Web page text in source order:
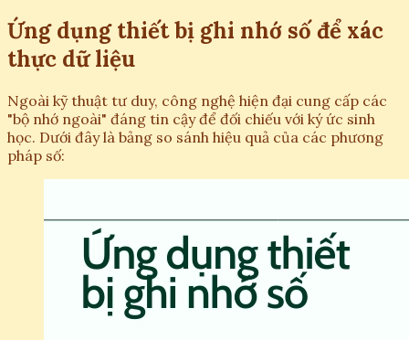
Ứng dụng thiết bị ghi nhớ số để xác
thực dữ liệu
Ngoài kỹ thuật tư duy, công nghệ hiện đại cung cấp các
"bộ nhớ ngoài" đáng tin cậy để đối chiếu với ký ức sinh
học. Dưới đây là bảng so sánh hiệu quả của các phương
pháp số: